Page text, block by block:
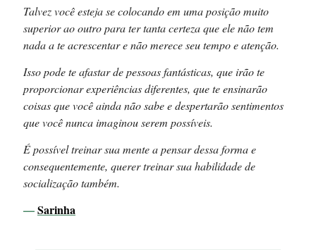
Talvez você esteja se colocando em uma posição muito
superior ao outro para ter tanta certeza que ele não tem
nada a te acrescentar e não merece seu tempo e atenção.
Isso pode te afastar de pessoas fantásticas, que irão te
proporcionar experiências diferentes, que te ensinarão
coisas que você ainda não sabe e despertarão sentimentos
que você nunca imaginou serem possíveis.
É possível treinar sua mente a pensar dessa forma e
consequentemente, querer treinar sua habilidade de
socialização também.
—Sarinha